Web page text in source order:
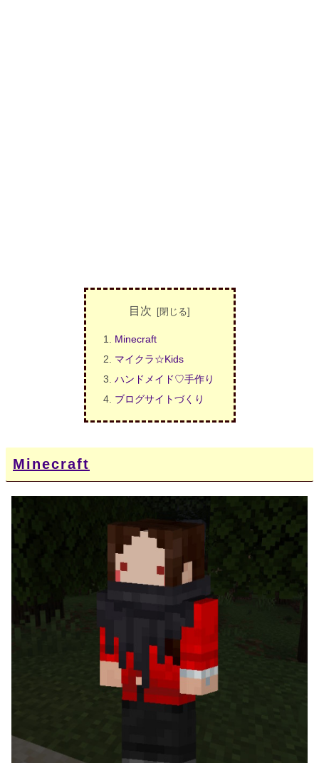
目次
Minecraft
マイクラ☆Kids
ハンドメイド♡手作り
ブログサイトづくり
Minecraft